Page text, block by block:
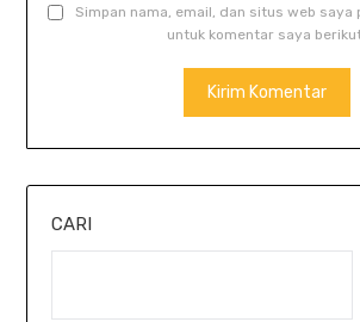
Simpan nama, email, dan situs web saya
untuk komentar saya
CARI